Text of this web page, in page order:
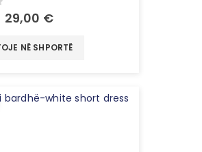
5
29,00 €
NË SHPORTË